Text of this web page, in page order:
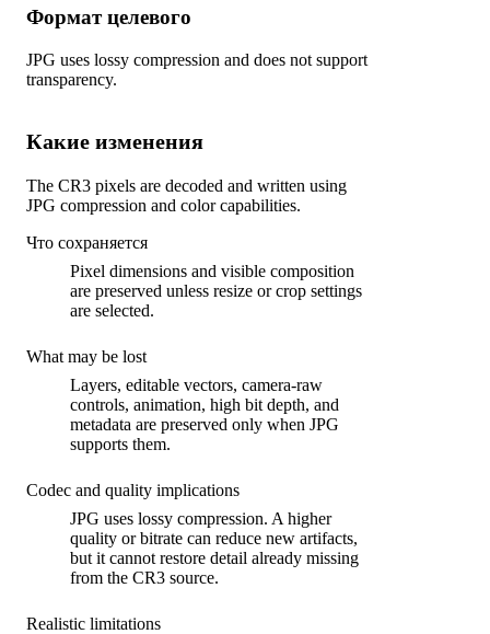
Формат целевого
JPG uses lossy compression and does not support
transparency.
Какие изменения
The CR3 pixels are decoded and written using
JPG compression and color capabilities.
Что сохраняется
Pixel dimensions and visible composition
are preserved unless resize or crop settings
are selected.
What may be lost
Layers, editable vectors, camera-raw
controls, animation, high bit depth, and
metadata are preserved only when JPG
supports them.
Codec and quality implications
JPG uses lossy compression. A higher
quality or bitrate can reduce new artifacts,
but it cannot restore detail already missing
from the CR3 source.
Realistic limitations